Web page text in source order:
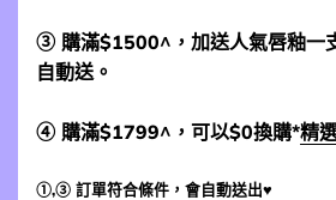
③ 購滿$1500^，加送人氣唇釉一
自動送。
④ 購滿$1799^，可以$0換購*精
①,③ 訂單符合條件，會自動送出♥